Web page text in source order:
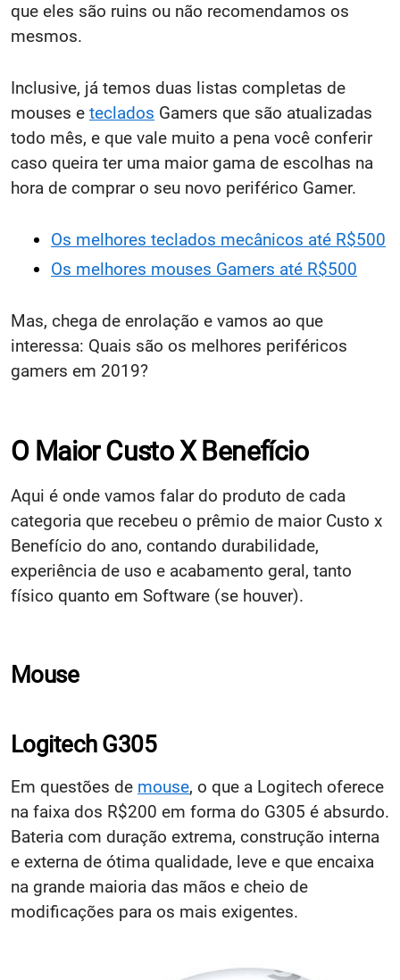
que eles são ruins ou não recomendamos os
mesmos.
Inclusive, já temos duas listas completas de
mouses e teclados Gamers que são atualizadas
todo mês, e que vale muito a pena você conferir
caso queira ter uma maior gama de escolhas na
hora de comprar o seu novo periférico Gamer.
Os melhores teclados mecânicos até R$500
Os melhores mouses Gamers até R$500
Mas, chega de enrolação e vamos ao que
interessa: Quais são os melhores periféricos
gamers em 2019?
O Maior Custo X Benefício
Aqui é onde vamos falar do produto de cada
categoria que recebeu o prêmio de maior Custo x
Benefício do ano, contando durabilidade,
experiência de uso e acabamento geral, tanto
físico quanto em Software (se houver).
Mouse
Logitech G305
Em questões de mouse, o que a Logitech oferece
na faixa dos R$200 em forma do G305 é absurdo.
Bateria com duração extrema, construção interna
e externa de ótima qualidade, leve e que encaixa
na grande maioria das mãos e cheio de
modificações para os mais exigentes.